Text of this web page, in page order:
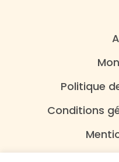
Politique
Conditions